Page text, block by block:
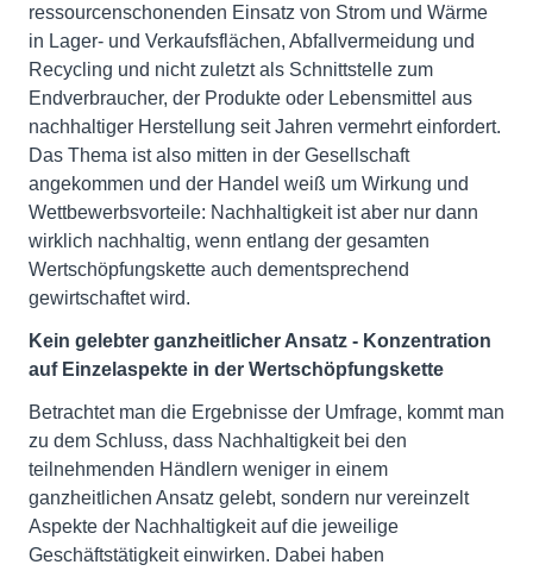
ressourcenschonenden Einsatz von Strom und Wärme
in Lager- und Verkaufsflächen, Abfallvermeidung und
Recycling und nicht zuletzt als Schnittstelle zum
Endverbraucher, der Produkte oder Lebensmittel aus
nachhaltiger Herstellung seit Jahren vermehrt einfordert.
Das Thema ist also mitten in der Gesellschaft
angekommen und der Handel weiß um Wirkung und
Wettbewerbsvorteile: Nachhaltigkeit ist aber nur dann
wirklich nachhaltig, wenn entlang der gesamten
Wertschöpfungskette auch dementsprechend
gewirtschaftet wird.
Kein gelebter ganzheitlicher Ansatz - Konzentration
auf Einzelaspekte in der Wertschöpfungskette
Betrachtet man die Ergebnisse der Umfrage, kommt man
zu dem Schluss, dass Nachhaltigkeit bei den
teilnehmenden Händlern weniger in einem
ganzheitlichen Ansatz gelebt, sondern nur vereinzelt
Aspekte der Nachhaltigkeit auf die jeweilige
Geschäftstätigkeit einwirken. Dabei haben